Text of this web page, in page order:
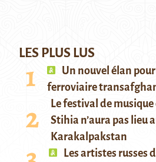
LES PLUS LUS
Un nouvel élan
ferroviaire
Le festival de
Stihia n’aura pas lieu
Karakalpakstan
Les artistes russes